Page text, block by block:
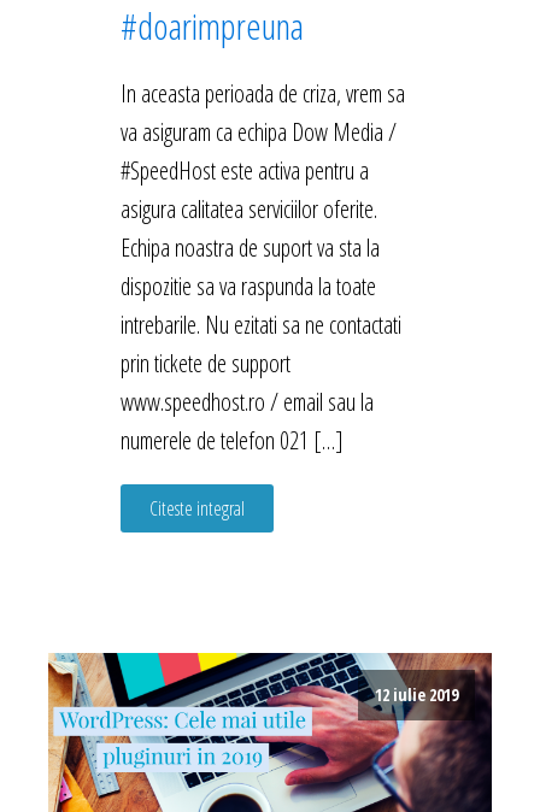
#doarimpreuna
In aceasta perioada de criza, vrem sa
va asiguram ca echipa Dow Media /
#SpeedHost este activa pentru a
asigura calitatea serviciilor oferite.
Echipa noastra de suport va sta la
dispozitie sa va raspunda la toate
intrebarile. Nu ezitati sa ne contactati
prin tickete de support
www.speedhost.ro / email sau la
numerele de telefon 021 […]
Citeste integral
12 iulie 2019